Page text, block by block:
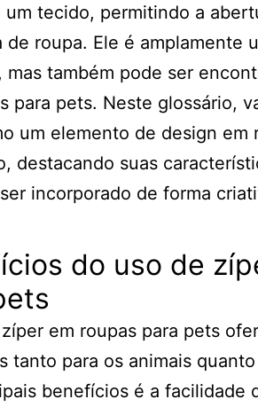
um tecido, permitindo a
de roupa. Ele é amplamente
mas também pode ser
para pets. Neste glossário,
um elemento de design em
destacando suas
incorporado de forma
do uso de
em roupas para pets
tanto para os animais
benefícios é a facilidade